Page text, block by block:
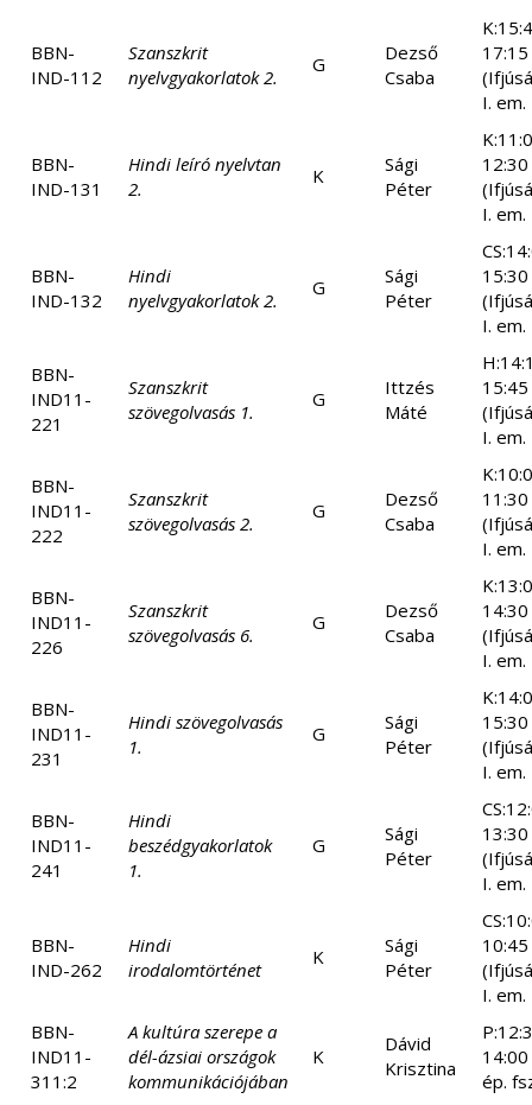
BBN-
IND-112
Szanszkrit
nyelvgyakorlatok 2.
G
Dezső
Csaba
17:15
I.
BBN-
IND-131
Hindi leíró nyelvtan
2.
K
Sági
Péter
12:30
I.
BBN-
IND-132
Hindi
nyelvgyakorlatok 2.
G
Sági
Péter
15:30
I.
BBN-
IND11-
221
Szanszkrit
szövegolvasás 1.
G
Ittzés
Máté
15:45
I.
BBN-
IND11-
222
Szanszkrit
szövegolvasás 2.
G
Dezső
Csaba
11:30
I.
BBN-
IND11-
226
Szanszkrit
szövegolvasás 6.
G
Dezső
Csaba
14:30
I.
BBN-
IND11-
231
Hindi szövegolvasás
1.
G
Sági
Péter
15:30
I.
BBN-
IND11-
241
Hindi
beszédgyakorlatok
1.
G
Sági
Péter
13:30
I.
BBN-
IND-262
Hindi
irodalomtörténet
K
Sági
Péter
10:45
I.
BBN-
IND11-
311:2
A kultúra szerepe a
dél-ázsiai országok
kommunikációjában
K
Dávid
Krisztina
ép.